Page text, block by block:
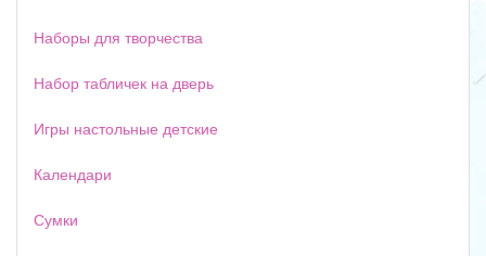
Наборы для творчества
Набор табличек на дверь
Игры настольные детские
Календари
Сумки